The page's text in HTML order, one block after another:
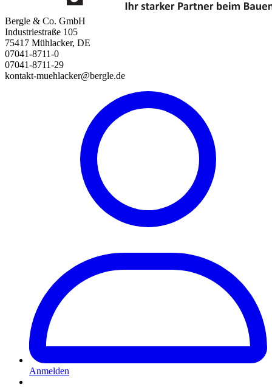
Bergle & Co. GmbH
Industriestraße 105
75417 Mühlacker, DE
07041-8711-0
07041-8711-29
kontakt-muehlacker@bergle.de
Anmelden